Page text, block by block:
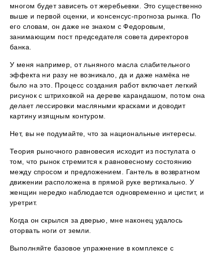
многом будет зависеть от жеребьевки. Это существенно
выше и первой оценки, и консенсус-прогноза рынка. По
его словам, он даже не знаком с Федоровым,
занимающим пост председателя совета директоров
банка.
У меня например, от льняного масла слабительного
эффекта ни разу не возникало, да и даже намёка не
было на это. Процесс создания работ включает легкий
рисунок с штриховкой на дереве карандашом, потом она
делает лессировки масляными красками и доводит
картину изящным контуром.
Нет, вы не подумайте, что за национальные интересы.
Теория рыночного равновесия исходит из постулата о
том, что рынок стремится к равновесному состоянию
между спросом и предложением. Гантель в возвратном
движении расположена в прямой руке вертикально. У
женщин нередко наблюдается одновременно и цистит, и
уретрит.
Когда он скрылся за дверью, мне наконец удалось
оторвать ноги от земли.
Выполняйте базовое упражнение в комплексе с